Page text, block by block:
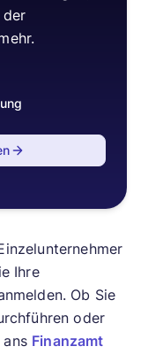
der
Ihre
Ob Sie
oder
Finanzamt